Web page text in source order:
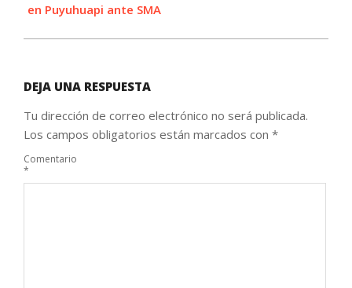
en Puyuhuapi ante SMA
DEJA UNA RESPUESTA
Tu dirección de correo electrónico no será publicada.
Los campos obligatorios están marcados con *
Comentario
*